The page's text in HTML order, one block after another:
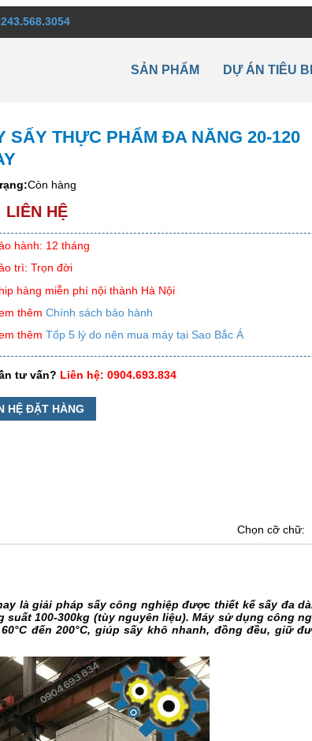
SẢN PHẨM DỰ ÁN TIÊU
SẤY THỰC PHẨM ĐA NĂNG 20-120
Còn hàng
LIÊN HỆ
hành: 12 tháng
trì: Trọn đời
hàng miễn phí nội thành Hà Nội
thêmChính sách bảo hành
thêmTốp 5 lý do nên mua máy tại Sao Bắc Á
tư vấn? Liên hệ: 0904.693.834
HỆ ĐẶT HÀNG
Chọn cỡ chữ:
là giải pháp sấy công nghiệp được thiết kế sấy đa
100-300kg (tùy nguyên liệu). Máy sử dụng công
đến 200°C, giúp sấy khô nhanh, đồng đều, giữ